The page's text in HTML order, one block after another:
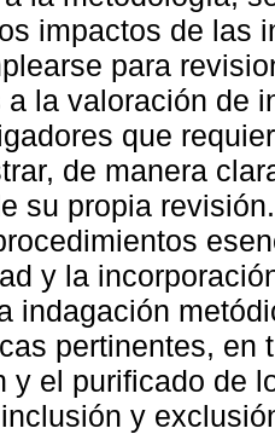
impactos de las
para
a la valoración de
que
de manera
su propia
y la
indagación
pertinentes, en
y el purificado de
y